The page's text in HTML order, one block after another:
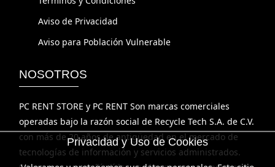
Aviso de Privacidad
operadas bajo la razón social de Recycle Tech S.A. de C.V.
con más de 20 años de antigüedad en el mercado de
tecnologías de información y servicios administrados.
Somos una compañía líder en el segmento de empresas
Privacidad y Uso de Cookies